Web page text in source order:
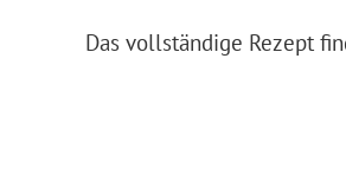
Das vollständige Rezept